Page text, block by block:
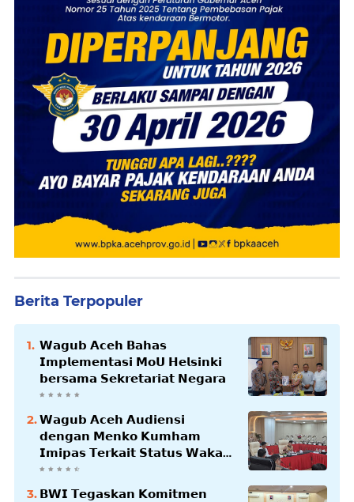
Berita Terpopuler
𝗪𝗮𝗴𝘂𝗯 𝗔𝗰𝗲𝗵 𝗕𝗮𝗵𝗮𝘀
𝗜𝗺𝗽𝗹𝗲𝗺𝗲𝗻𝘁𝗮𝘀𝗶 𝗠𝗼𝗨 𝗛𝗲𝗹𝘀𝗶𝗻𝗸𝗶
𝗯𝗲𝗿𝘀𝗮𝗺𝗮 𝗦𝗲𝗸𝗿𝗲𝘁𝗮𝗿𝗶𝗮𝘁 𝗡𝗲𝗴𝗮𝗿𝗮
𝗪𝗮𝗴𝘂𝗯 𝗔𝗰𝗲𝗵 𝗔𝘂𝗱𝗶𝗲𝗻𝘀𝗶
𝗱𝗲𝗻𝗴𝗮𝗻 𝗠𝗲𝗻𝗸𝗼 𝗞𝘂𝗺𝗵𝗮𝗺
𝗜𝗺𝗶𝗽𝗮𝘀 𝗧𝗲𝗿𝗸𝗮𝗶𝘁 𝗦𝘁𝗮𝘁𝘂𝘀 𝗪𝗮𝗸𝗮𝗳
𝗕𝗹𝗮𝗻𝗴𝗽𝗮𝗱𝗮𝗻𝗴
𝗕𝗪𝗜 𝗧𝗲𝗴𝗮𝘀𝗸𝗮𝗻 𝗞𝗼𝗺𝗶𝘁𝗺𝗲𝗻